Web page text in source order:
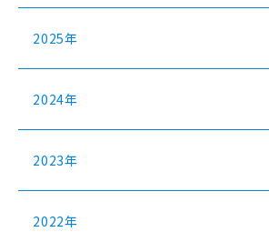
2025年
2024年
2023年
2022年